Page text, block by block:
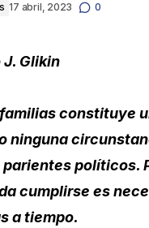
17 abril, 2023 0
Glikin
constituye
ninguna
políticos.
cumplirse es
a tiempo.